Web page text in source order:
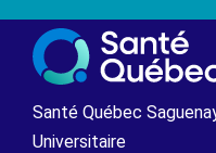
Passer
au
contenu
Santé Québec
Universitaire